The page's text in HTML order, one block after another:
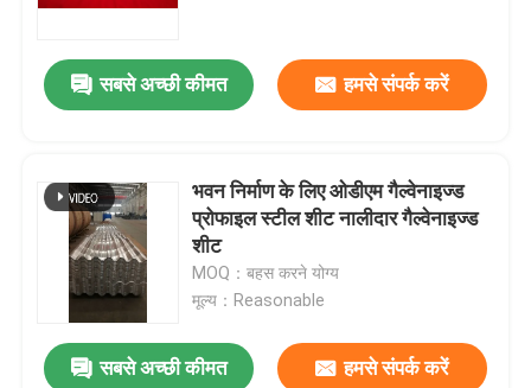
सबसे अच्छी कीमत हमसे संपर्क करें
भवन निर्माण के लिए ओडीएम गैल्वेनाइज्ड
प्रोफाइल स्टील शीट नालीदार गैल्वेनाइज्ड
शीट
MOQ：बहस करने योग्य
मूल्य：Reasonable
सबसे अच्छी कीमत हमसे संपर्क करें